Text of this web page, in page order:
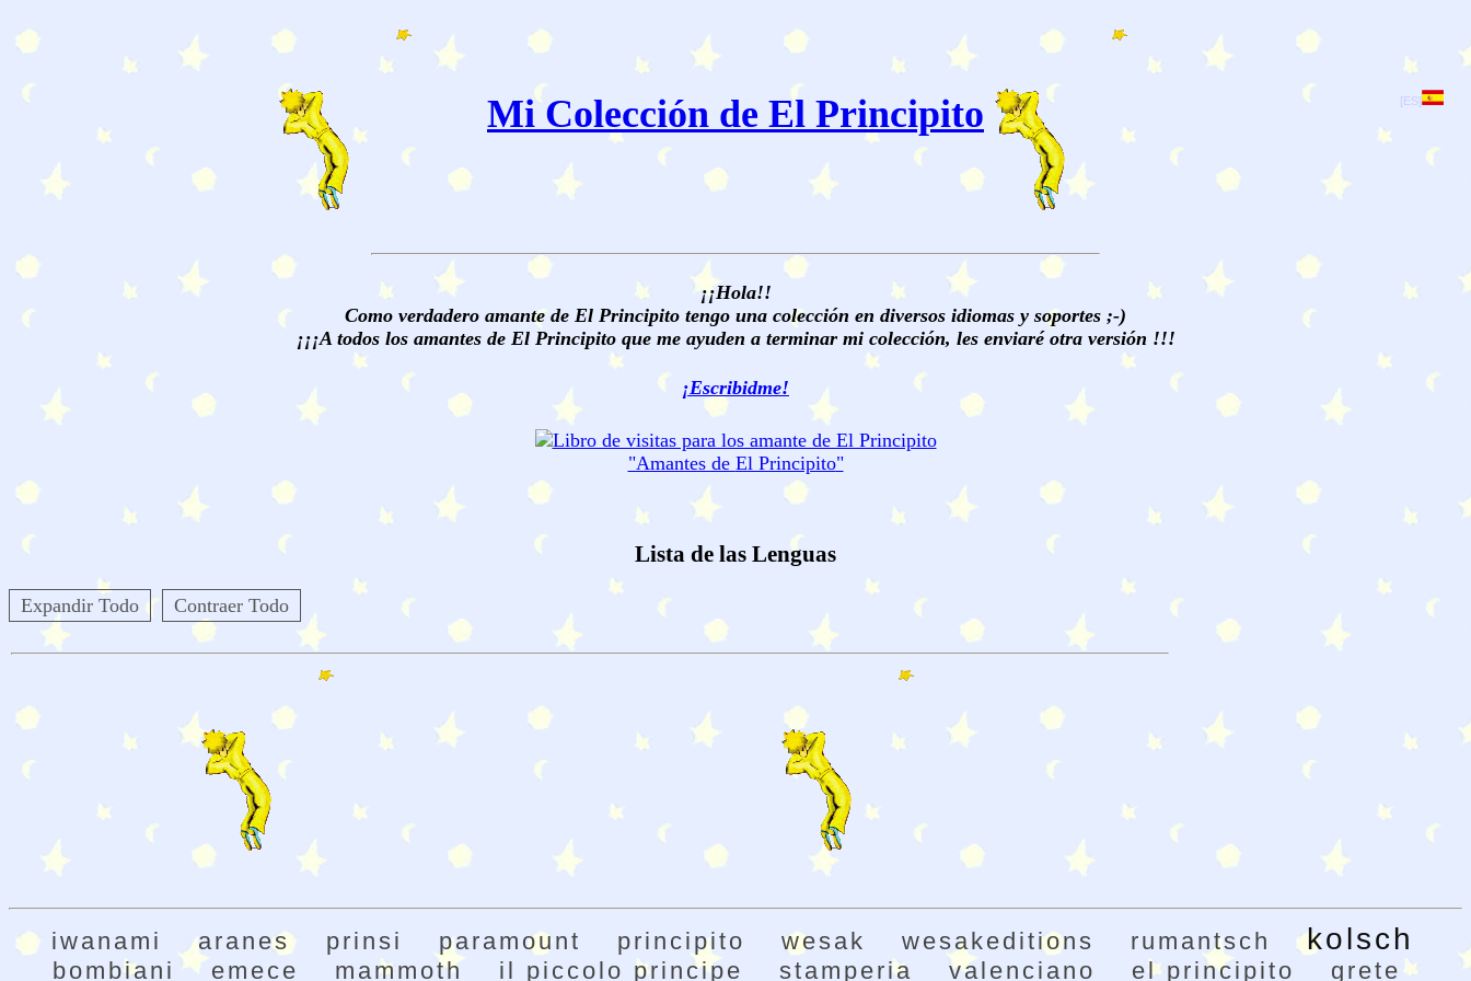
[ES]
Mi Colección de El Principito
¡¡Hola!!
Como verdadero amante de El Principito tengo una colección en diversos idiomas y soportes ;-)
¡¡¡A todos los amantes de El Principito que me ayuden a terminar mi colección, les enviaré otra versión !!!
¡Escribidme!
"Amantes de El Principito"
Lista de las Lenguas
Expandir Todo Contraer Todo
iwanami aranes prinsi paramount principito wesak wesakeditions rumantsch kolsch
bombiani emece mammoth il piccolo principe stamperia valenciano el principito grete